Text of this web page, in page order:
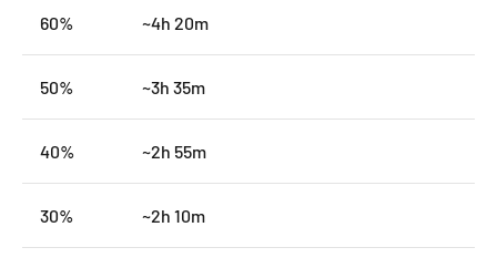
60% ~4h 20m
50% ~3h 35m
40% ~2h 55m
30% ~2h 10m